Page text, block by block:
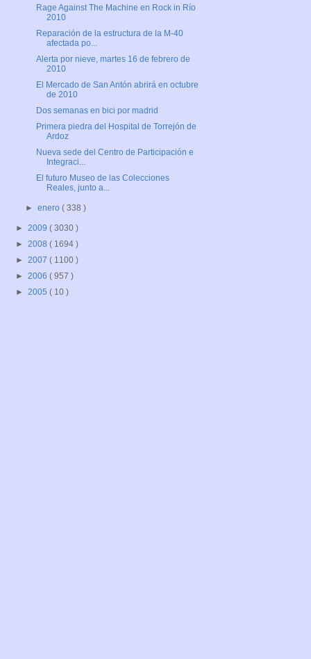
Rage Against The Machine en Rock in Río
2010
Reparación de la estructura de la M-40
afectada po...
Alerta por nieve, martes 16 de febrero de
2010
El Mercado de San Antón abrirá en octubre
de 2010
Dos semanas en bici por madrid
Primera piedra del Hospital de Torrejón de
Ardoz
Nueva sede del Centro de Participación e
Integraci...
El futuro Museo de las Colecciones
Reales, junto a...
►enero( 338 )
► 2009 ( 3030 )
► 2008 ( 1694 )
► 2007 ( 1100 )
► 2006 ( 957 )
► 2005 ( 10 )